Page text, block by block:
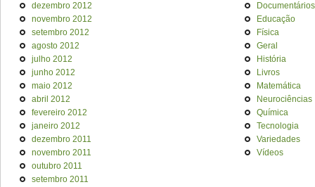
dezembro 2012
novembro 2012
setembro 2012
agosto 2012
julho 2012
junho 2012
maio 2012
abril 2012
fevereiro 2012
janeiro 2012
dezembro 2011
novembro 2011
outubro 2011
setembro 2011
Documentários
Educação
Física
Geral
História
Livros
Matemática
Neurociências
Química
Tecnologia
Variedades
Vídeos